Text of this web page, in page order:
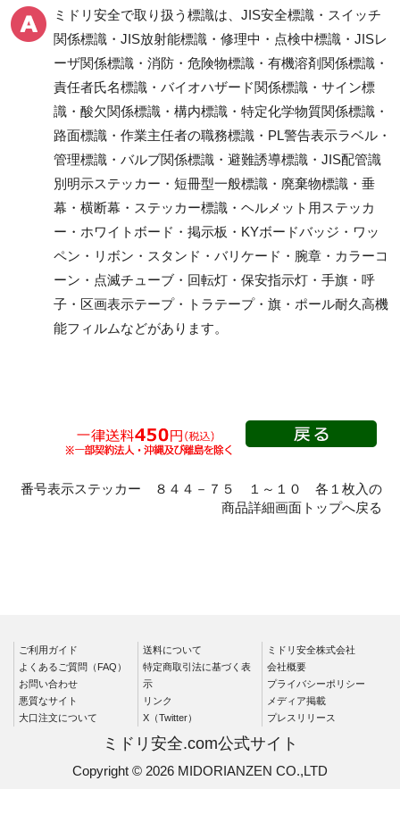
衛生標識
通路、とまれ・一時停
作業主任者職務表示板
特定化学物質／化学物
有機溶剤標識 等
酸欠危険標識・有害物
質標識
はさまれ・巻き込まれ
注意標識
騒音管理区分標識
フォークリフト関係標
指差呼称用品
環境美化標識
置場標識
電気関係標識
玉掛関係標識
短冊型標識
ミドリ安全で取り扱う標識は、JIS安全標識・スイッチ
関係標識・JIS放射能標識・修理中・点検中標識・JISレ
ーザ関係標識・消防・危険物標識・有機溶剤関係標識・
責任者氏名標識・バイオハザード関係標識・サイン標
識・酸欠関係標識・構内標識・特定化学物質関係標識・
路面標識・作業主任者の職務標識・PL警告表示ラベル・
管理標識・バルブ関係標識・避難誘導標識・JIS配管識
別明示ステッカー・短冊型一般標識・廃棄物標識・垂
幕・横断幕・ステッカー標識・ヘルメット用ステッカ
ー・ホワイトボード・掲示板・KYボードバッジ・ワッ
ペン・リボン・スタンド・バリケード・腕章・カラーコ
ーン・点滅チューブ・回転灯・保安指示灯・手旗・呼
子・区画表示テープ・トラテープ・旗・ポール耐久高機
能フィルムなどがあります。
番号表示ステッカー ８４４－７５ １～１０ 各１枚入の
商品詳細画面トップへ戻る
ご利用ガイド
よくあるご質問（FAQ）
お問い合わせ
悪質なサイト
大口注文について
送料について
特定商取引法に基づく表
示
リンク
X（Twitter）
ミドリ安全株式会社
会社概要
プライバシーポリシー
メディア掲載
プレスリリース
ミドリ安全.com公式サイト
Copyright © 2026 MIDORIANZEN CO.,LTD